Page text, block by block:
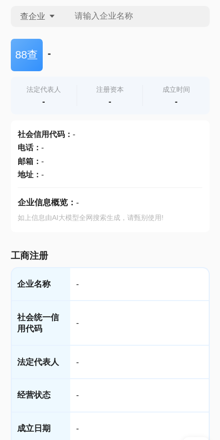
查企业
查企业
查产地
88查 -
法定代表人
-
注册资本
-
成立时间
-
社会信用代码： -
电话： -
邮箱： -
地址： -
企业信息概览： -
如上信息由AI大模型全网搜索生成，请甄别使用!
工商注册
企业名称 -
社会统一信
用代码
-
法定代表人 -
经营状态 -
成立日期 -